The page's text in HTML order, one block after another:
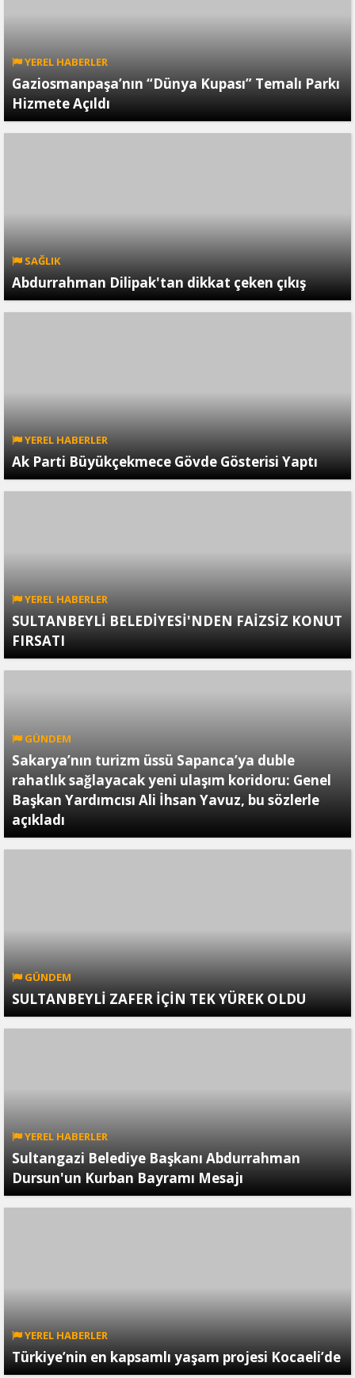
YEREL HABERLER
Gaziosmanpaşa’nın “Dünya Kupası” Temalı Parkı
Hizmete Açıldı
SAĞLIK
Abdurrahman Dilipak'tan dikkat çeken çıkış
YEREL HABERLER
Ak Parti Büyükçekmece Gövde Gösterisi Yaptı
YEREL HABERLER
SULTANBEYLİ BELEDİYESİ'NDEN FAİZSİZ KONUT
FIRSATI
GÜNDEM
Sakarya’nın turizm üssü Sapanca’ya duble
rahatlık sağlayacak yeni ulaşım koridoru: Genel
Başkan Yardımcısı Ali İhsan Yavuz, bu sözlerle
açıkladı
GÜNDEM
SULTANBEYLİ ZAFER İÇİN TEK YÜREK OLDU
YEREL HABERLER
Sultangazi Belediye Başkanı Abdurrahman
Dursun'un Kurban Bayramı Mesajı
YEREL HABERLER
Türkiye’nin en kapsamlı yaşam projesi Kocaeli’de